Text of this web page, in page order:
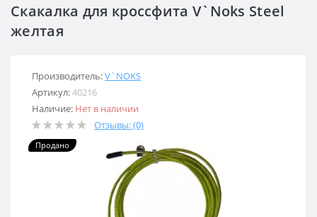
Скакалка для кроссфита V`Noks Steel
желтая
Производитель:V`NOKS
Артикул:40216
Наличие: Нет в наличии
Отзывы: (0)
Продано